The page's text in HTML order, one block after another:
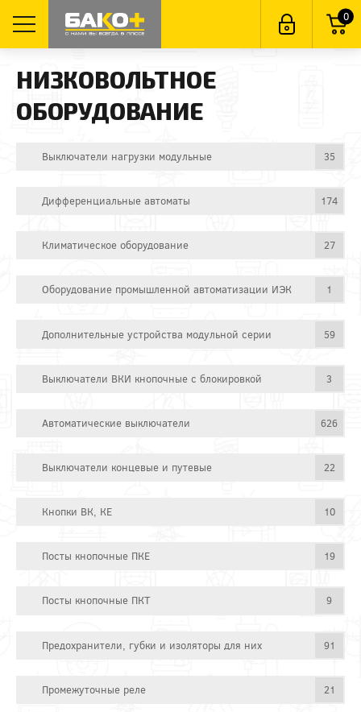
0
НИЗКОВОЛЬТНОЕ
ОБОРУДОВАНИЕ
Выключатели нагрузки модульные 35
Дифференциальные автоматы 174
Климатическое оборудование 27
Оборудование промышленной автоматизации ИЭК 1
Дополнительные устройства модульной серии 59
Выключатели ВКИ кнопочные с блокировкой 3
Автоматические выключатели 626
Выключатели концевые и путевые 22
Кнопки ВК, КЕ 10
Посты кнопочные ПКЕ 19
Посты кнопочные ПКТ 9
Предохранители, губки и изоляторы для них 91
Промежуточные реле 21